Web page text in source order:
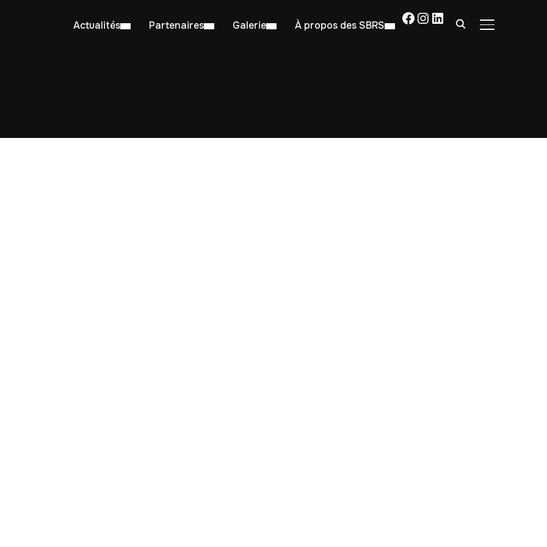
PERMUTER
Facebook
Instagram
LinkedIn
Actualités Partenaires Galerie À propos des SBRS